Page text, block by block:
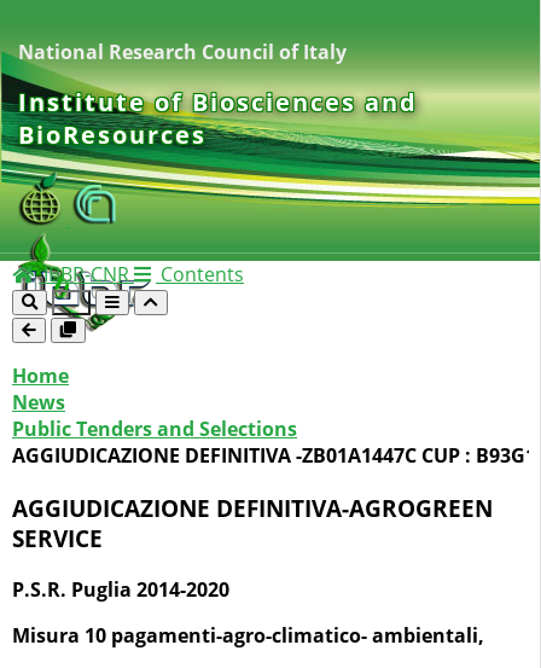
National Research Council of Italy
Institute of Biosciences and
BioResources
IBBR-CNR Contents
Home
News
Public Tenders and Selections
AGGIUDICAZIONE DEFINITIVA -ZB01A1447C CUP :
AGGIUDICAZIONE DEFINITIVA-AGROGREEN
SERVICE
P.S.R. Puglia 2014-2020
Misura 10 pagamenti-agro-climatico- ambientali,